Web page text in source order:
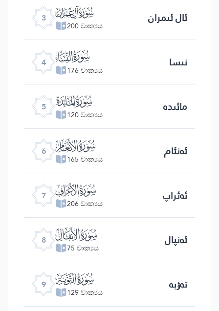
3 ﮏ
200 වාක්‍යය ئال ئىمران
4 ﮐ
176 වාක්‍යය نىسا
5 ﮑ
120 වාක්‍යය مائىدە
6 ﮒ
165 වාක්‍යය ئەنئام
7 ﮓ
206 වාක්‍යය ئەئراپ
8 ﮔ
75 වාක්‍යය ئەنپال
9 ﮕ
129 වාක්‍යය تەۋبە